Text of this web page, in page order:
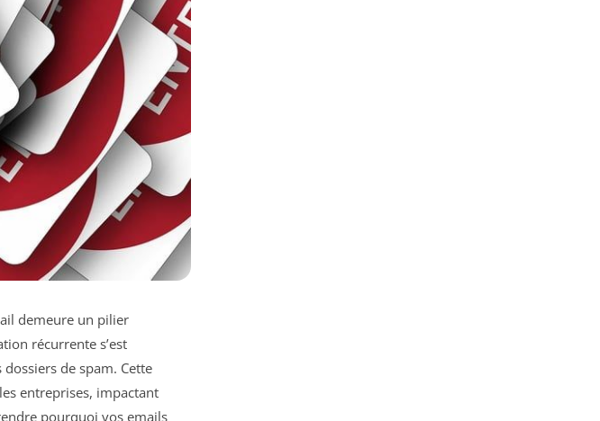
demeure un pilier
récurrente s’est
de spam. Cette
entreprises, impactant
pourquoi vos emails